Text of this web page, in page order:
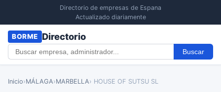
Directorio de empresas de Espana
Actualizado diariamente
BORME Directorio
Buscar
Inicio›MÁLAGA›MARBELLA› HOUSE OF SUTSU SL